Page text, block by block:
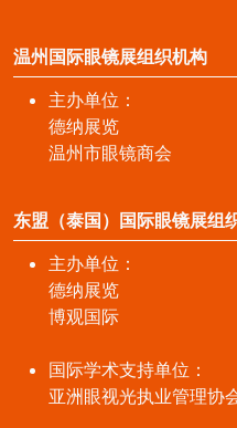
温州国际眼镜展组织机构
主办单位：
德纳展览
温州市眼镜商会
东盟（泰国）国际眼镜展组
主办单位：
德纳展览
博观国际
国际学术支持单位：
亚洲眼视光执业管理协